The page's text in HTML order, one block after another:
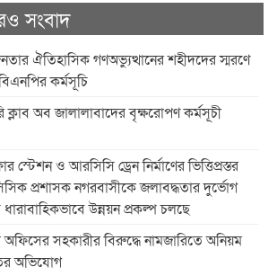
সংবাদ
ঐতিহাসিক গণঅভ্যুত্থানের শহীদদের স্মরণে
কর্মসূচি
ক্লাব অব জালালাবাদের বৃক্ষরোপণ কর্মসূচী
স্টেশন ও আরসিসি ড্রেন নির্মাণের ভিত্তিপ্রস্তর
প্রশাসক নগরবাসীকে জলাবদ্ধতার দুর্ভোগ
উন্নয়ন প্রকল্প চলছে
সহকারীর বিরুদ্ধে নামজারিতে অনিয়ম
অভিযোগ